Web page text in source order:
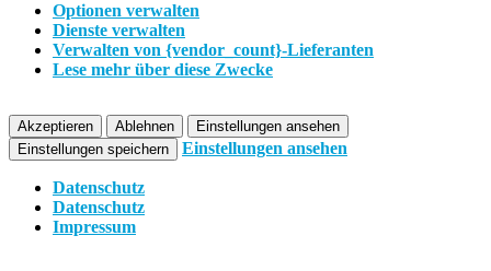
Optionen verwalten
Dienste verwalten
Verwalten von {vendor_count}-Lieferanten
Lese mehr über diese Zwecke
Akzeptieren Ablehnen
Einstellungen ansehen
Einstellungen speichern
Einstellungen ansehen
Datenschutz
Datenschutz
Impressum